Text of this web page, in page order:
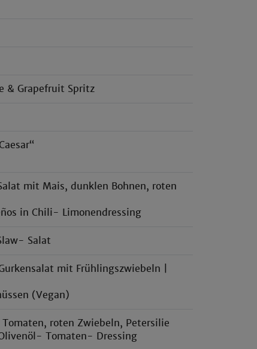
& Grapefruit Spritz
mit Mais, dunklen Bohnen, roten
in Chili- Limonendressing
Salat
mit Frühlingszwiebeln |
(Vegan)
roten Zwiebeln, Petersilie
Tomaten- Dressing